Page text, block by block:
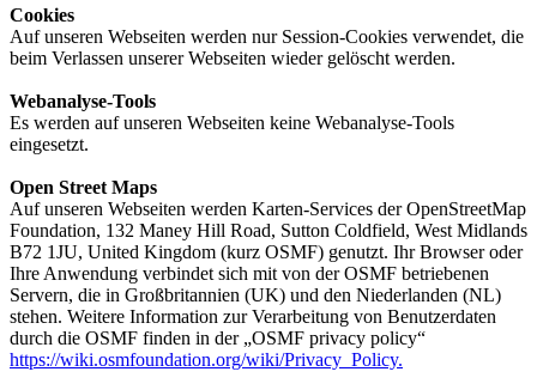
Cookies
Auf unseren Webseiten werden nur Session-Cookies verwendet, die
beim Verlassen unserer Webseiten wieder gelöscht werden.
Webanalyse-Tools
Es werden auf unseren Webseiten keine Webanalyse-Tools
eingesetzt.
Open Street Maps
Auf unseren Webseiten werden Karten-Services der OpenStreetMap
Foundation, 132 Maney Hill Road, Sutton Coldfield, West Midlands
B72 1JU, United Kingdom (kurz OSMF) genutzt. Ihr Browser oder
Ihre Anwendung verbindet sich mit von der OSMF betriebenen
Servern, die in Großbritannien (UK) und den Niederlanden (NL)
stehen. Weitere Information zur Verarbeitung von Benutzerdaten
durch die OSMF finden in der „OSMF privacy policy“
https://wiki.osmfoundation.org/wiki/Privacy_Policy.